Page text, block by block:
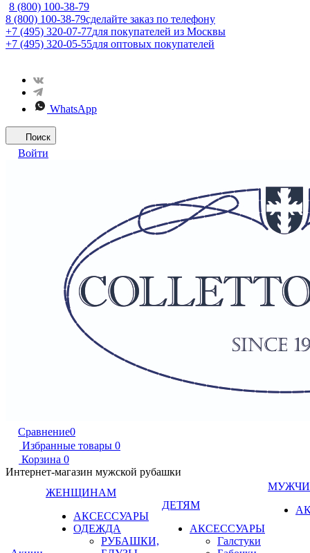
8 (800) 100-38-79
8 (800) 100-38-79сделайте заказ по телефону
+7 (495) 320-07-77для покупателей из Москвы
+7 (495) 320-05-55для оптовых покупателей
WhatsApp
Поиск
Войти
Сравнение0
Избранные товары 0
Корзина 0
Интернет-магазин мужской рубашки
ЖЕНЩИНАМ
АКСЕССУАРЫ
ОДЕЖДА
РУБАШКИ,
ДЕТЯМ
АКСЕССУАРЫ
Галстуки